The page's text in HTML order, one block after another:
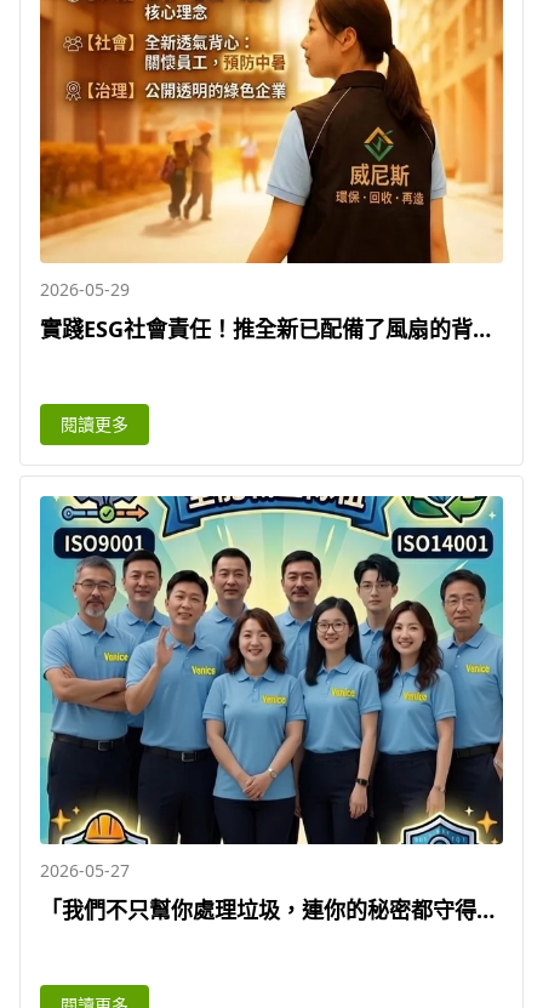
2026-05-29
實踐ESG社會責任！推全新已配備了風扇的背心
閱讀更多
2026-05-27
「我們不只幫你處理垃圾，連你的秘密都守得
的「全能戰士」| 威尼斯環保